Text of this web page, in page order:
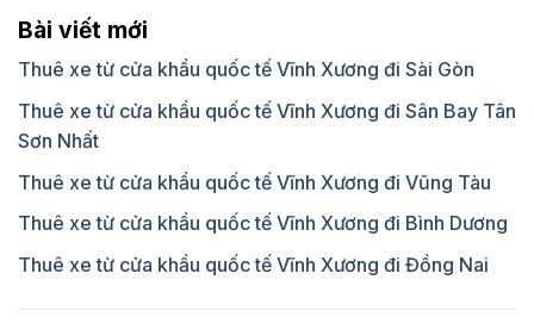
Bài viết mới
Thuê xe từ cửa khẩu quốc tế Vĩnh Xương đi Sài Gòn
Thuê xe từ cửa khẩu quốc tế Vĩnh Xương đi Sân Bay Tân
Sơn Nhất
Thuê xe từ cửa khẩu quốc tế Vĩnh Xương đi Vũng Tàu
Thuê xe từ cửa khẩu quốc tế Vĩnh Xương đi Bình Dương
Thuê xe từ cửa khẩu quốc tế Vĩnh Xương đi Đồng Nai